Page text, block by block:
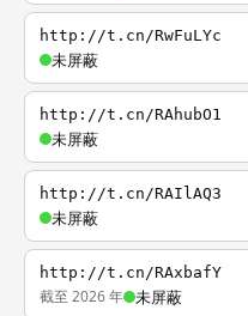
http://t.cn/RwFuLYc
未屏蔽
http://t.cn/RAhubO1
未屏蔽
http://t.cn/RAIlAQ3
未屏蔽
http://t.cn/RAxbafY
截至 2026 年 未屏蔽